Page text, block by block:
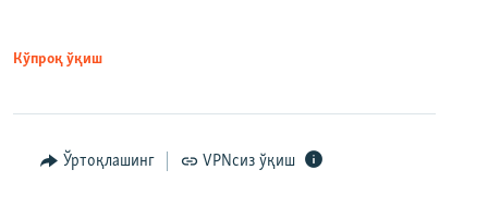
Кўпроқ ўқиш
Ўртоқлашинг VPNсиз ўқиш